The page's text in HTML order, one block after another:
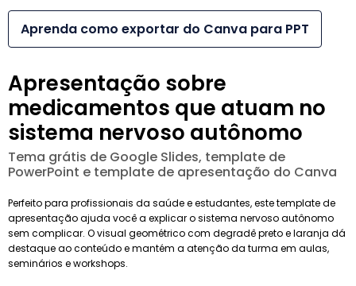
Aprenda como exportar do Canva para PPT
Apresentação sobre
medicamentos que atuam no
sistema nervoso autônomo
Tema grátis de Google Slides, template de
PowerPoint e template de apresentação do Canva
Perfeito para profissionais da saúde e estudantes, este template de
apresentação ajuda você a explicar o sistema nervoso autônomo
sem complicar. O visual geométrico com degradê preto e laranja dá
destaque ao conteúdo e mantém a atenção da turma em aulas,
seminários e workshops.